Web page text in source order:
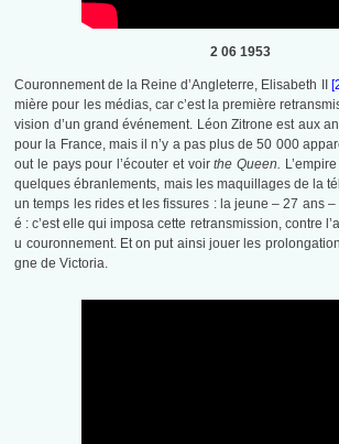
2 06 1953
Couronnement de la Reine d’Angleterre, Elisabeth II
mière pour les médias, car c’est la première
vision d’un grand événement. Léon Zitrone est aux
pour la France, mais il n’y a pas plus de 50 000
out le pays pour l’écouter et voirthe Queen.
quelques ébranlements, mais les maquillages de la
un temps les rides et les fissures : la jeune – 27 ans
é : c’est elle qui imposa cette retransmission, contre
u couronnement. Et on put ainsi jouer les
gne de Victoria.